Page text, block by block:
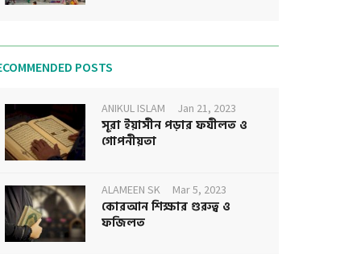
POSTS
ANIKUL ISLAM Jan 21, 2023
সূরা ইয়াসীন পড়ার ফযীলত ও
গোপনীয়তা
ALAMEEN SK Mar 5, 2023
কোরআন শিক্ষার গুরুত্ব ও
ফজিলত